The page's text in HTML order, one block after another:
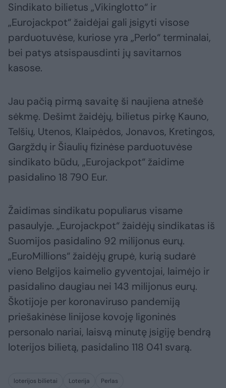
Sindikato bilietus „Vikinglotto“ ir
„Eurojackpot“ žaidėjai gali įsigyti visose
parduotuvėse, kuriose yra „Perlo“ terminalai,
bei patys atsispausdinti jų savitarnos
kasose.
Jau pačią pirmą savaitę ši naujiena atnešė
sėkmę. Dešimt žaidėjų, bilietus pirkę Kauno,
Telšių, Utenos, Klaipėdos, Jonavos, Kretingos,
Gargždų ir Šiaulių fizinėse parduotuvėse
sindikato būdu, „Eurojackpot“ žaidime
pasidalino 18 790 Eur.
Žaidimas sindikatu populiarus visame
pasaulyje. „Eurojackpot“ žaidėjų sindikatas iš
Suomijos pasidalino 92 milijonus eurų.
„EuroMillions“ žaidėjų grupė, kurią sudarė
vieno Belgijos kaimelio gyventojai, laimėjo ir
pasidalino daugiau nei 143 milijonus eurų.
Škotijoje per koronaviruso pandemiją
priešakinėse linijose kovoję ligoninės
personalo nariai, laisvą minutę įsigiję bendrą
loterijos bilietą, pasidalino 118 041 svarą.
loterijos bilietai Loterija Perlas